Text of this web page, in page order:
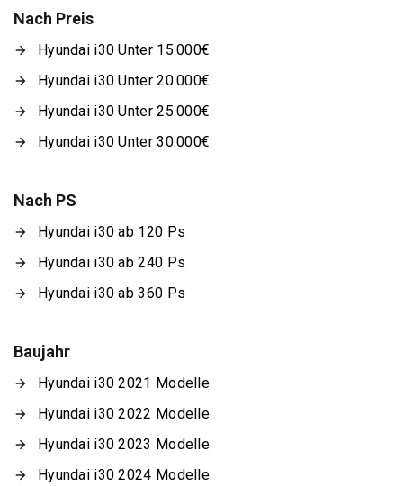
Nach Preis
Hyundai i30 Unter 15.000€
Hyundai i30 Unter 20.000€
Hyundai i30 Unter 25.000€
Hyundai i30 Unter 30.000€
Nach PS
Hyundai i30 ab 120 Ps
Hyundai i30 ab 240 Ps
Hyundai i30 ab 360 Ps
Baujahr
Hyundai i30 2021 Modelle
Hyundai i30 2022 Modelle
Hyundai i30 2023 Modelle
Hyundai i30 2024 Modelle